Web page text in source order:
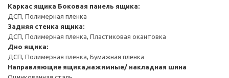
Каркас ящика Боковая панель ящика:
ДСП, Полимерная пленка
Задняя стенка ящика:
ДСП, Полимерная пленка, Пластиковая окантовка
Дно ящика:
ДСП, Полимерная пленка, Бумажная пленка
Направляющие ящика,нажимные/ накладная шина